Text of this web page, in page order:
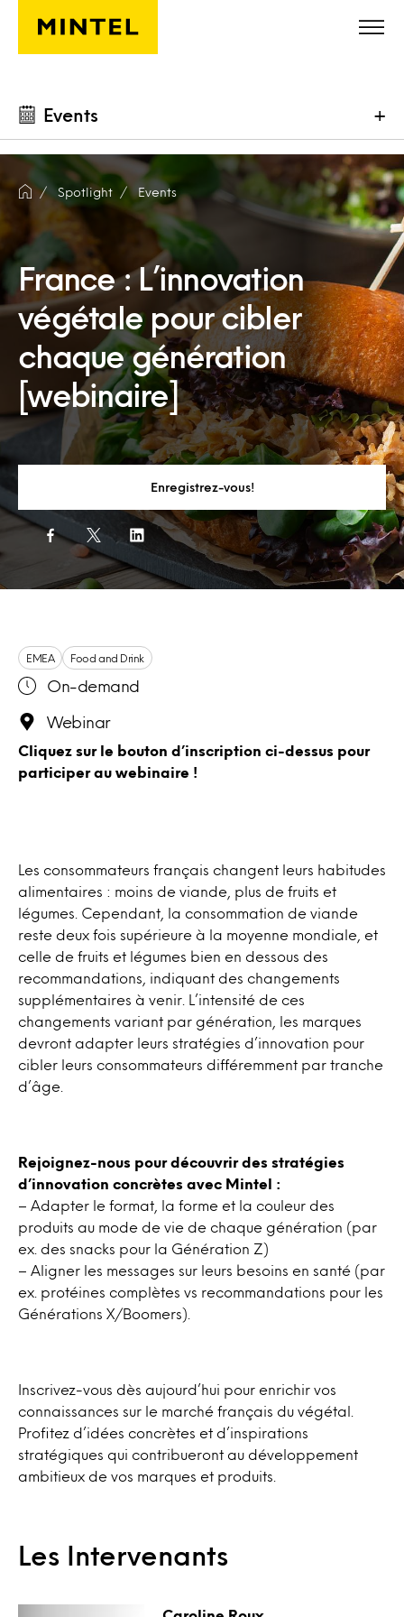
Skip to main content
Events +
Spotlight Events
France : L’innovation
végétale pour cibler
chaque génération
[webinaire]
Enregistrez-vous!
Cliquez sur le bouton d’inscription ci-dessus pour
participer au webinaire !
Les consommateurs français changent leurs habitudes
alimentaires : moins de viande, plus de fruits et
légumes. Cependant, la consommation de viande
reste deux fois supérieure à la moyenne mondiale, et
celle de fruits et légumes bien en dessous des
recommandations, indiquant des changements
supplémentaires à venir. L’intensité de ces
changements variant par génération, les marques
devront adapter leurs stratégies d’innovation pour
cibler leurs consommateurs différemment par tranche
d’âge.
Rejoignez-nous pour découvrir des stratégies
d’innovation concrètes avec Mintel :
– Adapter le format, la forme et la couleur des
produits au mode de vie de chaque génération (par
ex. des snacks pour la Génération Z)
– Aligner les messages sur leurs besoins en santé (par
ex. protéines complètes vs recommandations pour les
Générations X/Boomers).
Inscrivez-vous dès aujourd’hui pour enrichir vos
connaissances sur le marché français du végétal.
Profitez d’idées concrètes et d’inspirations
stratégiques qui contribueront au développement
ambitieux de vos marques et produits.
Les Intervenants
EMEA Food and Drink
On-demand
Webinar